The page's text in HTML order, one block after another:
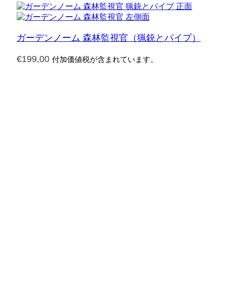
ガーデンノーム 森林監視官（猟銃とパイプ）
€199,00 付加価値税が含まれています。